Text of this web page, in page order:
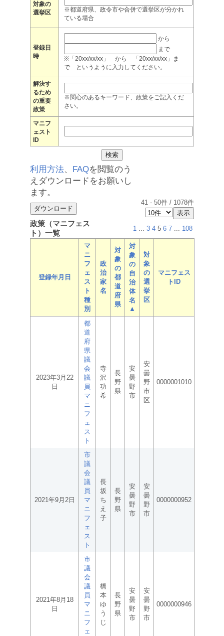
対象の
選挙区
※都道府県、政令市や合併で選挙区が分かれ
ている場合
登録日
時
から
まで
※「20xx/xx/xx」 から 「20xx/xx/xx」ま
で というように入力してください。
解決す
るため
の重要
政策
※関心のあるキーワード、政策をご記入くだ
さい。
マニフ
ェスト
ID
利用方法、 FAQを閲覧のう
えダウンロードをお願いし
ます。
41 - 50件 / 1078件
政策（マニフェス
ト）一覧
1 ... 3 4 5 6 7 ... 108
登録年月日
マ
ニ
フ
ェ
ス
ト
種
別
政
治
家
名
対
象
の
都
道
府
県
対
象
の
自
治
体
名
▲
対
象
の
選
挙
区
マニフェス
トID
2023年3月22
日
都
道
府
県
議
会
議
員
マ
ニ
フ
ェ
ス
ト
寺
沢
功
希
長
野
県
安
曇
野
市
安
曇
野
市
区
0000001010
2021年9月2日
市
議
会
議
員
マ
ニ
フ
ェ
ス
ト
長
坂
ち
え
子
長
野
県
安
曇
野
市
安
曇
野
市
0000000952
2021年8月18
日
市
議
会
議
員
マ
ニ
フ
ェ
橋
本
ゆ
う
じ
長
野
県
安
曇
野
市
安
曇
野
市
0000000946